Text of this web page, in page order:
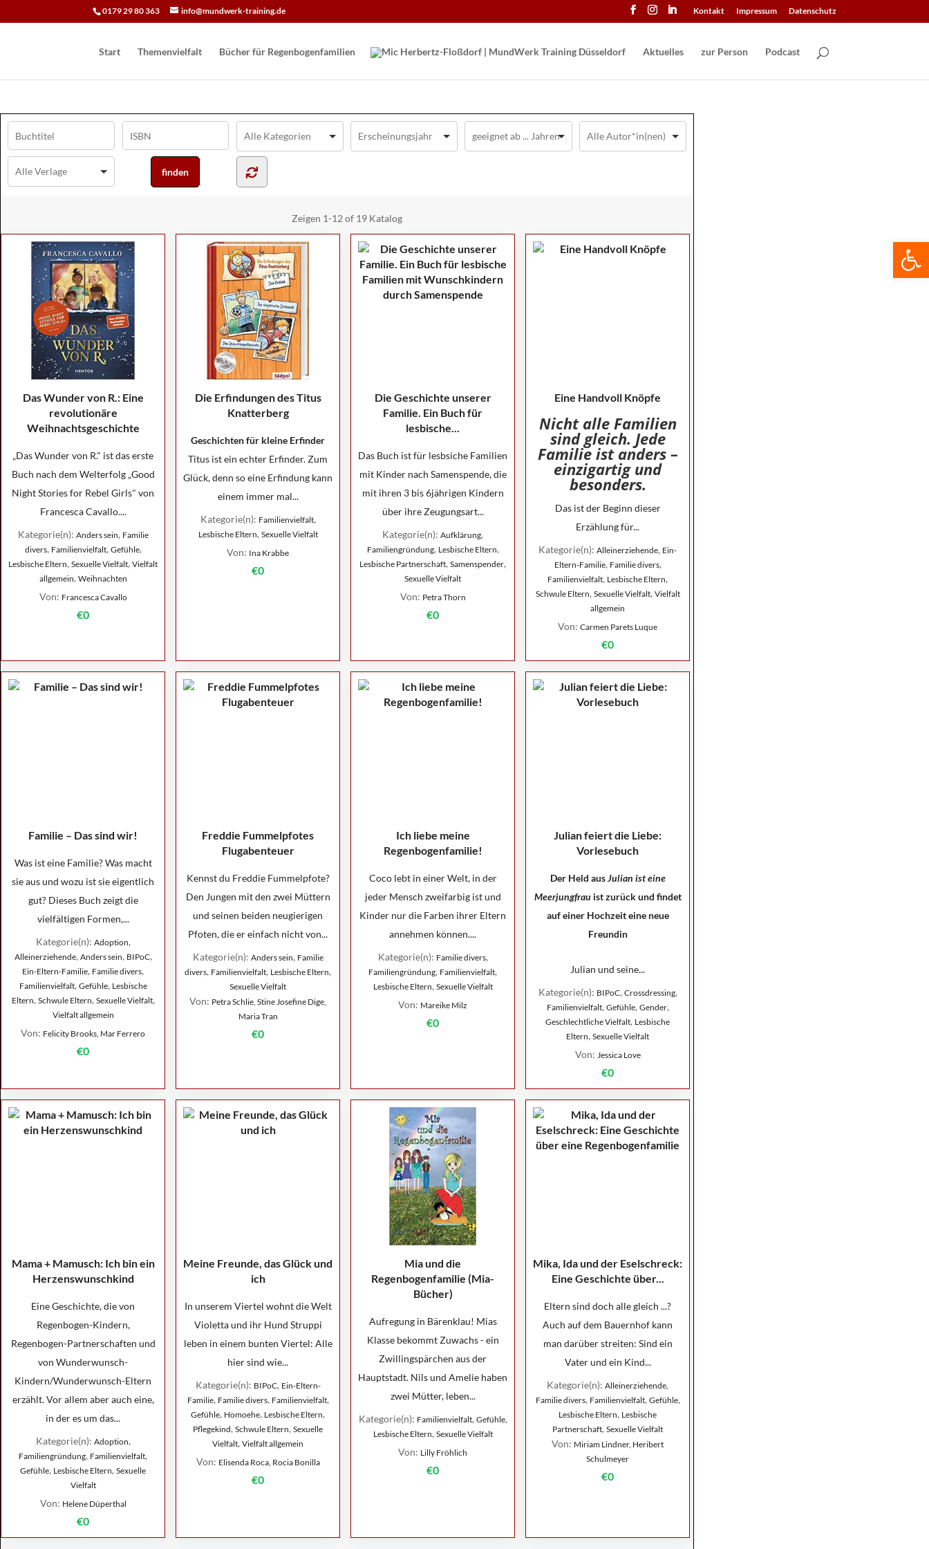
0179 29 80 363 info@mundwerk-training.de Kontakt Impressum Datenschutz
Start Themenvielfalt Bücher für Regen­bogen­familien Aktuelles zur Person Podcast
Zeigen 1-12 of 19 Katalog
Das Wunder von R.: Eine
revolutionäre
Weihnachtsgeschichte
„Das Wunder von R." ist das erste
Buch nach dem Welterfolg „Good
Night Stories for Rebel Girls" von
Francesca Cavallo....
Kategorie(n): Anders sein, Familie
divers, Familienvielfalt, Gefühle,
Lesbische Eltern, Sexuelle Vielfalt, Vielfalt
allgemein, Weihnachten
Von: Francesca Cavallo
€0
Die Erfindungen des Titus
Knatterberg
Geschichten für kleine Erfinder
Titus ist ein echter Erfinder. Zum
Glück, denn so eine Erfindung kann
einem immer mal...
Kategorie(n): Familienvielfalt,
Lesbische Eltern, Sexuelle Vielfalt
Von: Ina Krabbe
€0
Die Geschichte unserer
Familie. Ein Buch für
lesbische...
Das Buch ist für lesbsiche Familien
mit Kinder nach Samenspende, die
mit ihren 3 bis 6jährigen Kindern
über ihre Zeugungsart...
Kategorie(n): Aufklärung,
Familiengründung, Lesbische Eltern,
Lesbische Partnerschaft, Samenspender,
Sexuelle Vielfalt
Von: Petra Thorn
€0
Eine Handvoll Knöpfe
Nicht alle Familien
sind gleich. Jede
Familie ist anders –
einzigartig und
besonders.
Das ist der Beginn dieser
Erzählung für...
Kategorie(n): Alleinerziehende, Ein-
Eltern-Familie, Familie divers,
Familienvielfalt, Lesbische Eltern,
Schwule Eltern, Sexuelle Vielfalt, Vielfalt
allgemein
Von: Carmen Parets Luque
€0
Familie – Das sind wir!
Was ist eine Familie? Was macht
sie aus und wozu ist sie eigentlich
gut? Dieses Buch zeigt die
vielfältigen Formen,...
Kategorie(n): Adoption,
Alleinerziehende, Anders sein, BIPoC,
Ein-Eltern-Familie, Familie divers,
Familienvielfalt, Gefühle, Lesbische
Eltern, Schwule Eltern, Sexuelle Vielfalt,
Vielfalt allgemein
Von: Felicity Brooks, Mar Ferrero
€0
Freddie Fummelpfotes
Flugabenteuer
Kennst du Freddie Fummelpfote?
Den Jungen mit den zwei Müttern
und seinen beiden neugierigen
Pfoten, die er einfach nicht von...
Kategorie(n): Anders sein, Familie
divers, Familienvielfalt, Lesbische Eltern,
Sexuelle Vielfalt
Von: Petra Schlie, Stine Josefine Dige,
Maria Tran
€0
Ich liebe meine
Regenbogenfamilie!
Coco lebt in einer Welt, in der
jeder Mensch zweifarbig ist und
Kinder nur die Farben ihrer Eltern
annehmen können....
Kategorie(n): Familie divers,
Familiengründung, Familienvielfalt,
Lesbische Eltern, Sexuelle Vielfalt
Von: Mareike Milz
€0
Julian feiert die Liebe:
Vorlesebuch
Der Held ausJulian ist eine
Meerjungfrauist zurück und findet
auf einer Hochzeit eine neue
Freundin
Julian und seine...
Kategorie(n): BIPoC, Crossdressing,
Familienvielfalt, Gefühle, Gender,
Geschlechtliche Vielfalt, Lesbische
Eltern, Sexuelle Vielfalt
Von: Jessica Love
€0
Mama + Mamusch: Ich bin ein
Herzenswunschkind
Eine Geschichte, die von
Regenbogen-Kindern,
Regenbogen-Partnerschaften und
von Wunderwunsch-
Kindern/Wunderwunsch-Eltern
erzählt. Vor allem aber auch eine,
in der es um das...
Kategorie(n): Adoption,
Familiengründung, Familienvielfalt,
Gefühle, Lesbische Eltern, Sexuelle
Vielfalt
Von: Helene Düperthal
€0
Meine Freunde, das Glück und
ich
In unserem Viertel wohnt die Welt
Violetta und ihr Hund Struppi
leben in einem bunten Viertel: Alle
hier sind wie...
Kategorie(n): BIPoC, Ein-Eltern-
Familie, Familie divers, Familienvielfalt,
Gefühle, Homoehe, Lesbische Eltern,
Pflegekind, Schwule Eltern, Sexuelle
Vielfalt, Vielfalt allgemein
Von: Elisenda Roca, Rocia Bonilla
€0
Mia und die
Regenbogenfamilie (Mia-
Bücher)
Aufregung in Bärenklau! Mias
Klasse bekommt Zuwachs - ein
Zwillingspärchen aus der
Hauptstadt. Nils und Amelie haben
zwei Mütter, leben...
Kategorie(n): Familienvielfalt, Gefühle,
Lesbische Eltern, Sexuelle Vielfalt
Von: Lilly Fröhlich
€0
Mika, Ida und der Eselschreck:
Eine Geschichte über...
Eltern sind doch alle gleich ...?
Auch auf dem Bauernhof kann
man darüber streiten: Sind ein
Vater und ein Kind...
Kategorie(n): Alleinerziehende,
Familie divers, Familienvielfalt, Gefühle,
Lesbische Eltern, Lesbische
Partnerschaft, Sexuelle Vielfalt
Von: Miriam Lindner, Heribert
Schulmeyer
€0